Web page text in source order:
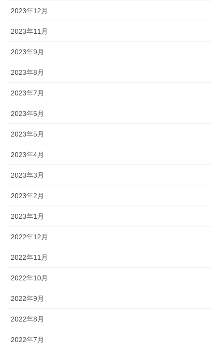
2023年12月
2023年11月
2023年9月
2023年8月
2023年7月
2023年6月
2023年5月
2023年4月
2023年3月
2023年2月
2023年1月
2022年12月
2022年11月
2022年10月
2022年9月
2022年8月
2022年7月